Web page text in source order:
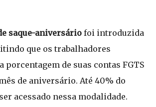
saque-aniversário foi introduzida
que os trabalhadores
porcentagem de suas contas FGTS
de aniversário. Até 40% do
acessado nessa modalidade.